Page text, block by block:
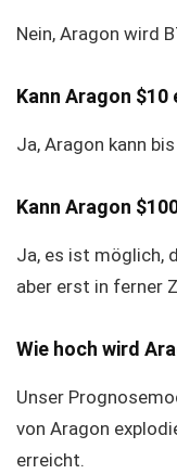
Nein, Aragon wird
Kann Aragon $10
Ja, Aragon kann
Kann Aragon
Ja, es ist möglich,
aber erst in ferner
Wie hoch wird
Unser
von Aragon
erreicht.